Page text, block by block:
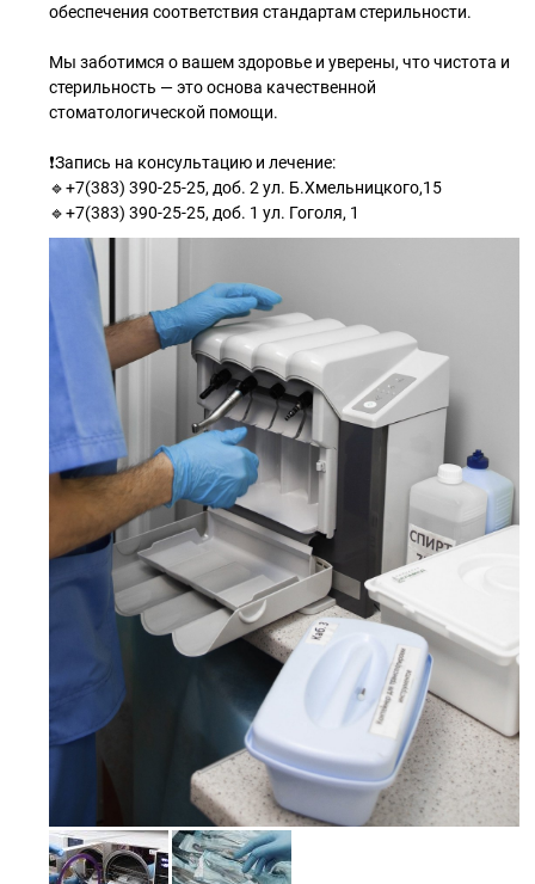
обеспечения соответствия стандартам стерильности.
Мы заботимся о вашем здоровье и уверены, что чистота и
стерильность — это основа качественной
стоматологической помощи.
❗️Запись на консультацию и лечение:
🔹+7(383) 390-25-25, доб. 2 ул. Б.Хмельницкого,15
🔹+7(383) 390-25-25, доб. 1 ул. Гоголя, 1